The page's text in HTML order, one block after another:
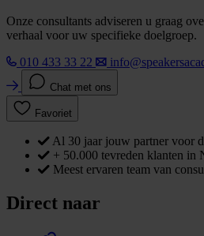
Onze consultants adviseren u graag
verhaal voor uw specifieke doelgroep.
010 433 33 22
Chat met ons
Favoriet
Al 30 jaar jouw partner voor
+ 50.000 tevreden klanten in
Meest ervaren team van
Direct naar